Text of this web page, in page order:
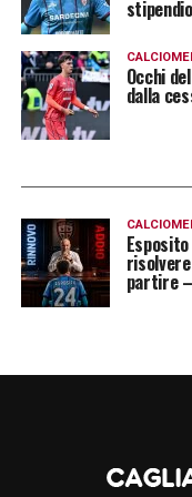
stipendio
Occhi
dalla
partire –